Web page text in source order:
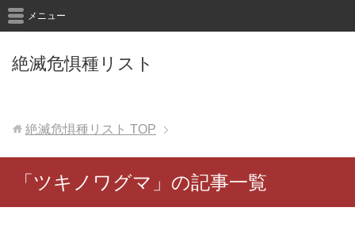
絶滅危惧種リスト
メニュー
絶滅危惧種リスト TOP
「ツキノワグマ」の記事一覧